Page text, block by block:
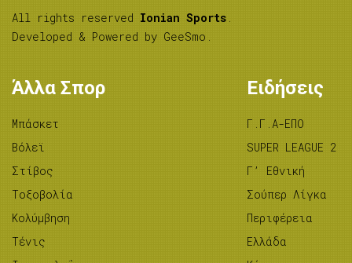
All rights reserved Ionian Sports .
Developed & Powered by GeeSmo .
Άλλα Σπορ
Μπάσκετ
Βόλεϊ
Στίβος
Tοξοβολία
Κολύμβηση
Τένις
Ειδήσεις
Γ.Γ.Α-ΕΠΟ
SUPER LEAGUE 2
Γ’ Εθνική
Σούπερ Λίγκα
Περιφέρεια
Ελλάδα